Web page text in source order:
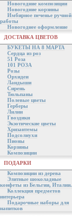
Новогодние композиции
Новогодние корзины
Имбирное печенье ручной
работы
Новогоднее оформление
ДОСТАВКА ЦВЕТОВ
БУКЕТЫ НА 8 МАРТА
Сердца из роз
51 Роза
101 РОЗА
Розы
Орхидеи
Ландыши
Сирень
Тюльпаны
Полевые цветы
Герберы
Лилии
Гвоздики
Экзотические цветы
Хризантемы
Подсолнухи
Пионы
Корзины
Композиции
ПОДАРКИ
Композиции из дерева
Элитные шоколадные
конфеты из Бельгии, Италии.
Коллекция предметов
интерьера
Подарочные наборы для
напитков